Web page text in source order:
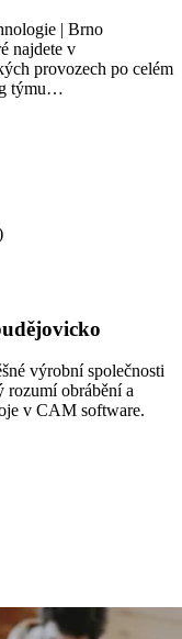
| Brno
najdete v
provozech po celém
týmu…
výrobní společnosti
rozumí obrábění a
v CAM software.